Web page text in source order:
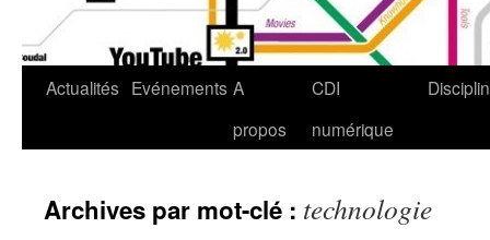
Actualités Evénements A
propos
CDI
numérique
Archives par mot-clé : technologie